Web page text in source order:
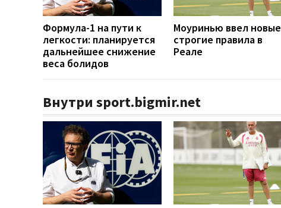
Формула-1 на пути к
легкости: планируется
дальнейшее снижение
веса болидов
Моуринью ввел новые
строгие правила в
Реале
Внутри sport.bigmir.net